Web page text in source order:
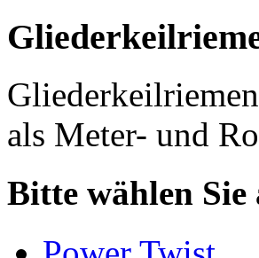
als Meter- und
Bitte wählen Sie